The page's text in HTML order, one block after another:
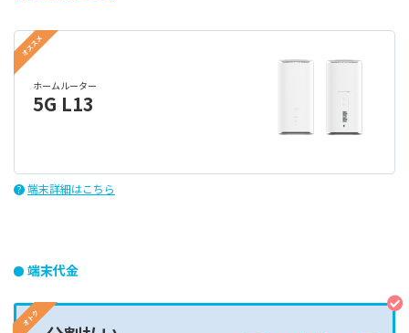
オススメ
ホームルーター
5G L13
? 端末詳細はこちら
端末代金
オトク